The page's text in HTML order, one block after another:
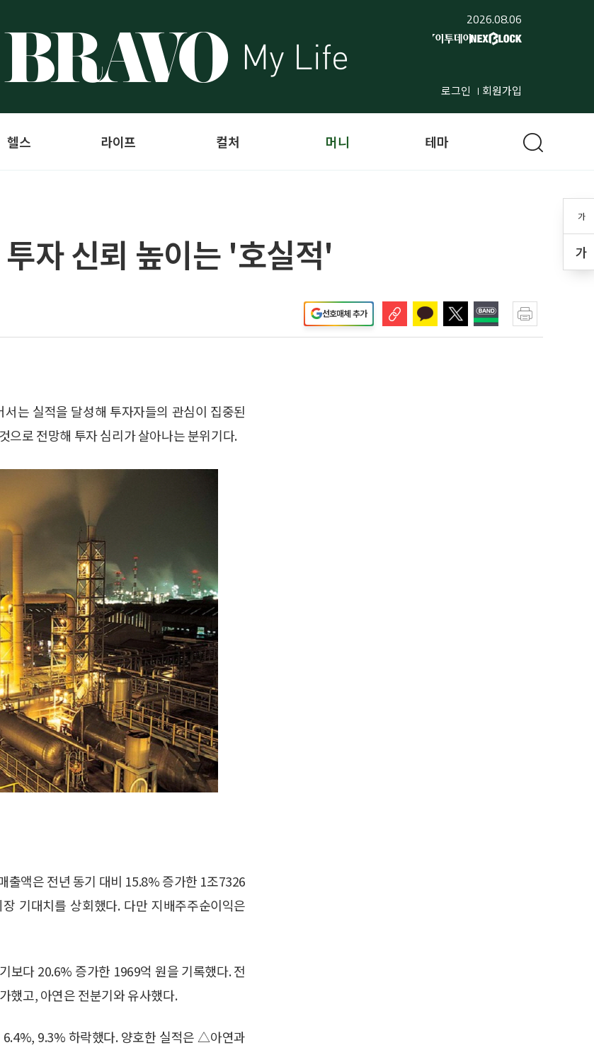
2026.08.06
로그인 회원가입
가
가
헬스 라이프 컬처 머니 테마
자 신뢰 높이는 '호실적'
선호매체 추가
는 실적을 달성해 투자자들의 관심이 집중된
으로 전망해 투자 심리가 살아나는 분위기다.
출액은 전년 동기 대비 15.8% 증가한 1조7326
기대치를 상회했다. 다만 지배주주순이익은
보다 20.6% 증가한 1969억 원을 기록했다. 전
했고, 아연은 전분기와 유사했다.
9.3% 하락했다. 양호한 실적은 △아연과